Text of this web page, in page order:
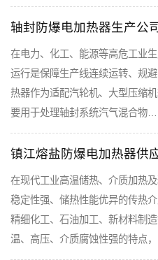
轴封防爆电加热器生产公
在电力、化工、能源等高危工业
运行是保障生产线连续运转、规
热器作为适配汽轮机、大型压缩
要用于处理轴封系统汽气混合物…
镇江熔盐防爆电加热器供
在现代工业高温储热、介质加热
稳定性强、储热性能优异的传热
精细化工、石油加工、新材料制
温、高压、介质腐蚀性强的特点，